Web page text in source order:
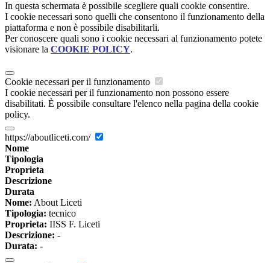
In questa schermata è possibile scegliere quali cookie consentire.
I cookie necessari sono quelli che consentono il funzionamento della
piattaforma e non è possibile disabilitarli.
Per conoscere quali sono i cookie necessari al funzionamento potete
visionare la COOKIE POLICY.
Cookie necessari per il funzionamento
I cookie necessari per il funzionamento non possono essere
disabilitati. È possibile consultare l'elenco nella pagina della cookie
policy.
https://aboutliceti.com/
Nome
Tipologia
Proprieta
Descrizione
Durata
Nome: About Liceti
Tipologia: tecnico
Proprieta: IISS F. Liceti
Descrizione: -
Durata: -